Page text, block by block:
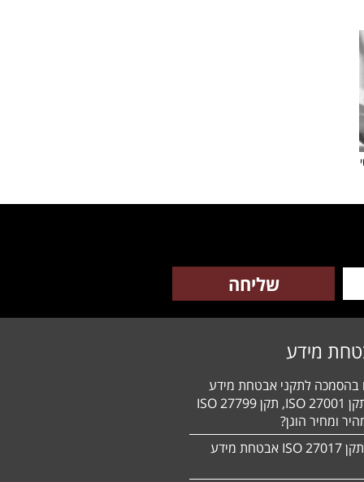
מידע
בהסמכה לתקני אבטחת מידע
ומחיר הוגן?
הסמכה לתקן 27017 ISO אבטחת מידע